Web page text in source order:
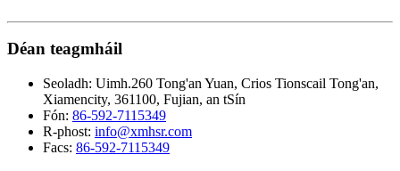
Déan teagmháil
Seoladh: Uimh.260 Tong'an Yuan, Crios Tionscail Tong'an,
Xiamencity, 361100, Fujian, an tSín
Fón: 86-592-7115349
R-phost: info@xmhsr.com
Facs: 86-592-7115349